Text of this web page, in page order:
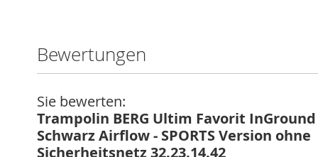
Bewertungen
Sie bewerten:
Trampolin BERG Ultim Favorit InGround
Schwarz Airflow - SPORTS Version ohne
Sicherheitsnetz 32.23.14.42